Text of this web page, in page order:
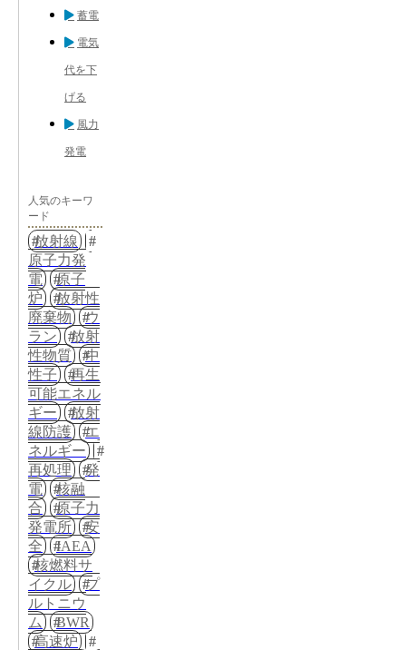
蓄電
電気
代を下
げる
風力
発電
人気のキーワ
ード
放射線
原子力発
電
原子
炉
放射性
廃棄物
ウ
ラン
放射
性物質
中
性子
再生
可能エネル
ギー
放射
線防護
エ
ネルギー
再処理
発
電
核融
合
原子力
発電所
安
全
IAEA
核燃料サ
イクル
プ
ルトニウ
ム
BWR
高速炉